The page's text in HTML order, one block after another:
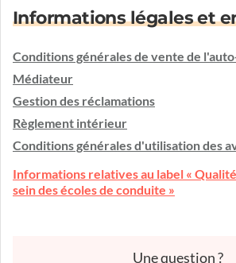
Informations légales et
Conditions générales de vente de
Médiateur
Gestion des réclamations
Règlement intérieur
Conditions générales d'utilisation des
Informations relatives au label «
sein des écoles de conduite »
Une question ?